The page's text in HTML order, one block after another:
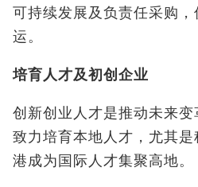
可持续发展及负责任采购
运。
培育人才及初创企业
创新创业人才是推动未来
致力培育本地人才，尤其
港成为国际人才集聚高地。